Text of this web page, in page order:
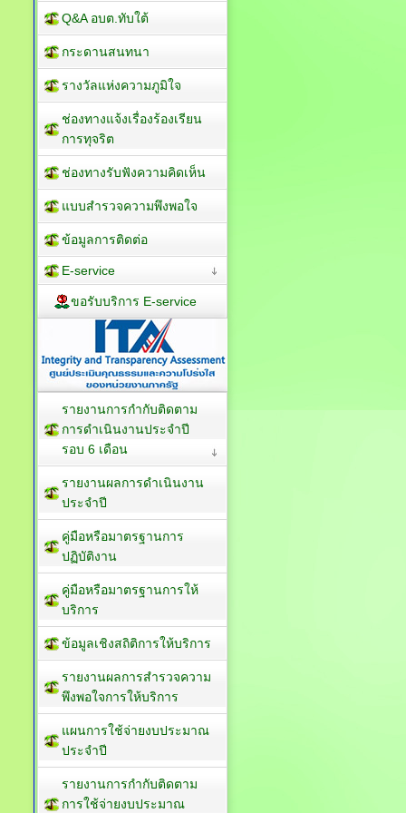
Q&A อบต.ทับใต้
กระดานสนทนา
รางวัลแห่งความภูมิใจ
ช่องทางแจ้งเรื่องร้องเรียน
การทุจริต
ช่องทางรับฟังความคิดเห็น
แบบสำรวจความพึงพอใจ
ข้อมูลการติดต่อ
E-service
ขอรับบริการ E-service
รายงานการกำกับติดตาม
การดำเนินงานประจำปี
รอบ 6 เดือน
รายงานผลการดำเนินงาน
ประจำปี
คู่มือหรือมาตรฐานการ
ปฏิบัติงาน
คู่มือหรือมาตรฐานการให้
บริการ
ข้อมูลเชิงสถิติการให้บริการ
รายงานผลการสำรวจความ
พึงพอใจการให้บริการ
แผนการใช้จ่ายงบประมาณ
ประจำปี
รายงานการกำกับติดตาม
การใช้จ่ายงบประมาณ